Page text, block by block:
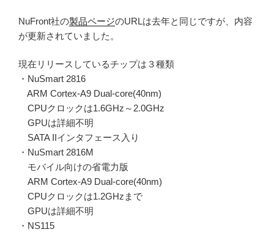
NuFront社の製品ページのURLは去年と同じですが、内容
が更新されていました。
現在リリースしているチップは３種類
・NuSmart 2816
ARM Cortex-A9 Dual-core(40nm)
CPUクロックは1.6GHz～2.0GHz
GPUは詳細不明
SATA IIインタフェース入り
・NuSmart 2816M
モバイル向けの省電力版
ARM Cortex-A9 Dual-core(40nm)
CPUクロックは1.2GHzまで
GPUは詳細不明
・NS115